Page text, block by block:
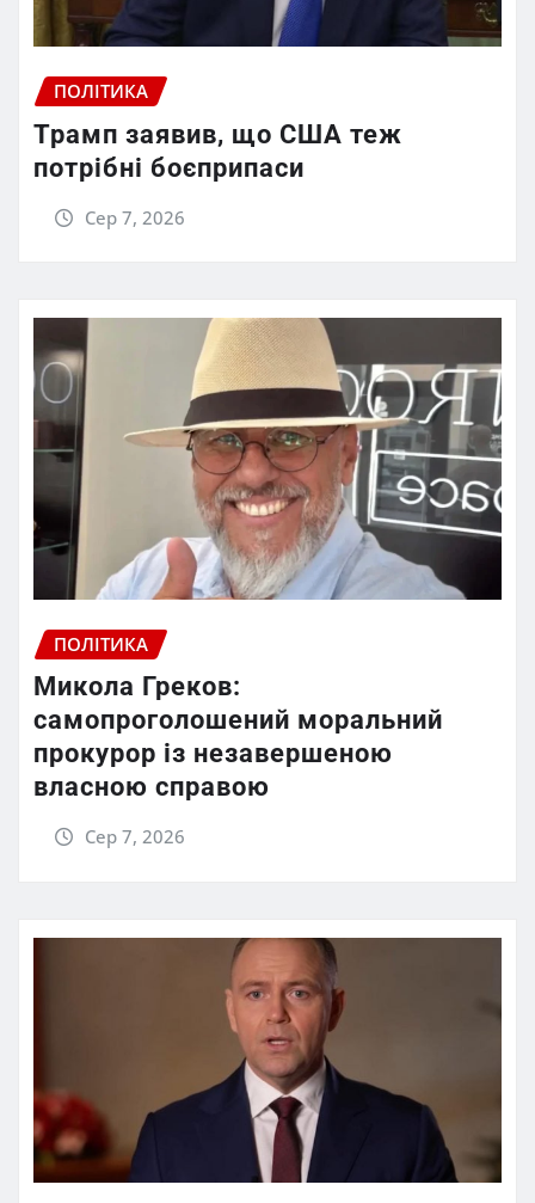
ПОЛІТИКА
Трамп заявив, що США теж
потрібні боєприпаси
Сер 7, 2026
ПОЛІТИКА
Микола Греков:
самопроголошений моральний
прокурор із незавершеною
власною справою
Сер 7, 2026